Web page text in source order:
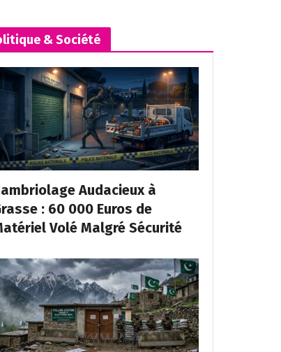
& Société
Audacieux à
: 60 000 Euros de
Volé Malgré Sécurité